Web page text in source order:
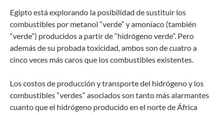
Egipto está explorando la posibilidad de sustituir los
combustibles por metanol “verde” y amoníaco (también
“verde”) producidos a partir de “hidrógeno verde”. Pero
además de su probada toxicidad, ambos son de cuatro a
cinco veces más caros que los combustibles existentes.
Los costos de producción y transporte del hidrógeno y los
combustibles “verdes” asociados son tanto más alarmantes
cuanto que el hidrógeno producido en el norte de África